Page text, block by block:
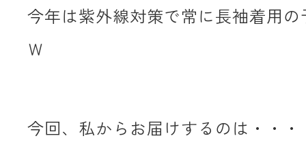
今年は紫外線対策で常に長袖着用
Ｗ
今回、私からお届けするのは・・・